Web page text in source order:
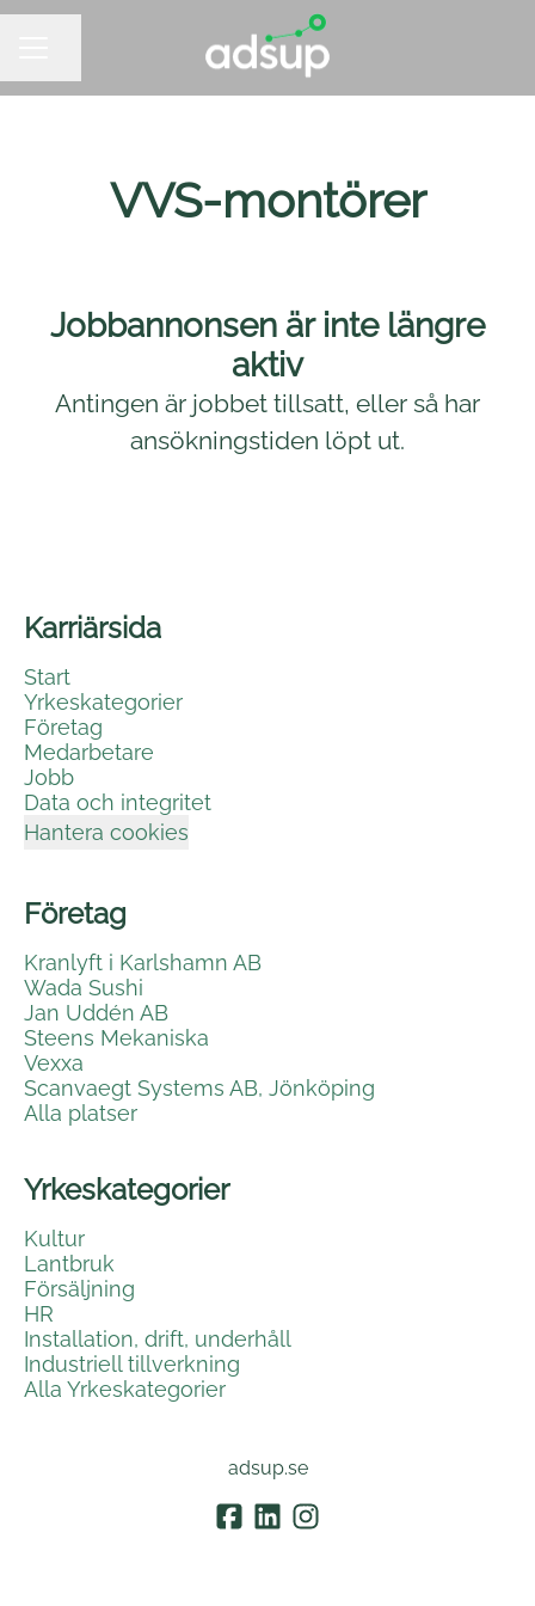
VVS-montörer
Jobbannonsen är inte längre
aktiv
Antingen är jobbet tillsatt, eller så har
ansökningstiden löpt ut.
Karriärsida
Start
Yrkeskategorier
Företag
Medarbetare
Jobb
Data och integritet
Hantera cookies
Företag
Kranlyft i Karlshamn AB
Wada Sushi
Jan Uddén AB
Steens Mekaniska
Vexxa
Scanvaegt Systems AB, Jönköping
Alla platser
Yrkeskategorier
Kultur
Lantbruk
Försäljning
HR
Installation, drift, underhåll
Industriell tillverkning
Alla Yrkeskategorier
adsup.se